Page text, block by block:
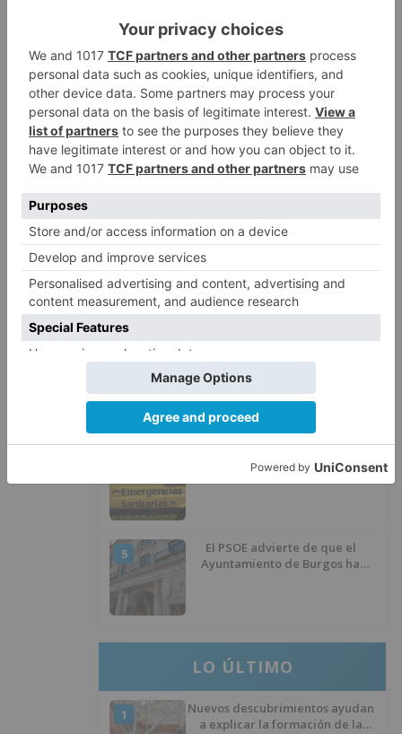
supercomputación castilla león
proyecto
europeo crear red centros
LO + VISTO
1
Matthew Brennan conquista el
2
calcina el tobogán del parque
infantil del Barrio del Pilar de
Burgos
3
recibirán 7,5 millones de euros
para impulsar plantas solares
que iba en silla de ruedas tras
ser atropellado en Burgos
5
El PSOE advierte de que el
Ayuntamiento de Burgos ha
LO ÚLTIMO
1
Nuevos descubrimientos ayudan
a explicar la formación de la